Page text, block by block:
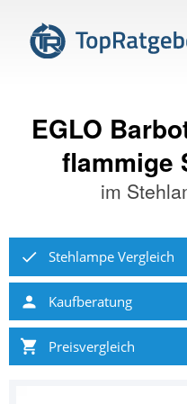
EGLO
flammige
im
Stehlampe Vergleich
Kaufberatung
Preisvergleich